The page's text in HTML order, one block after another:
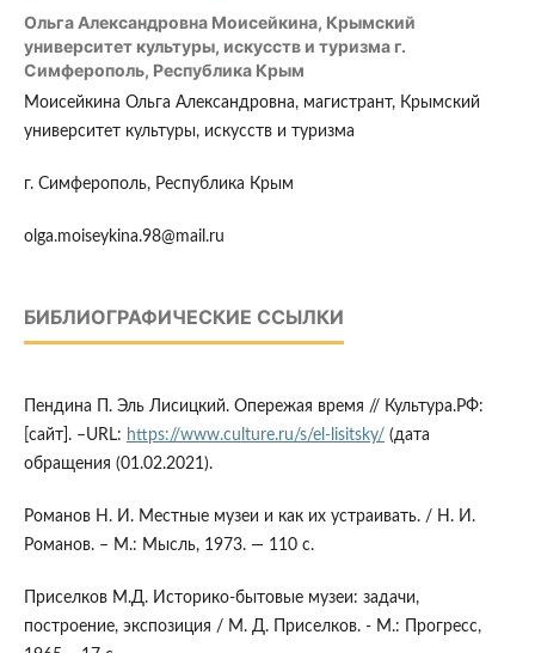
Ольга Александровна Моисейкина, Крымский
университет культуры, искусств и туризма г.
Симферополь, Республика Крым
Моисейкина Ольга Александровна, магистрант, Крымский
университет культуры, искусств и туризма
г. Симферополь, Республика Крым
olga.moiseykina.98@mail.ru
БИБЛИОГРАФИЧЕСКИЕ ССЫЛКИ
Пендина П. Эль Лисицкий. Опережая время // Культура.РФ:
[сайт]. –URL: https://www.culture.ru/s/el-lisitsky/ (дата
обращения (01.02.2021).
Романов Н. И. Местные музеи и как их устраивать. / Н. И.
Романов. – М.: Мысль, 1973. — 110 с.
Приселков М.Д. Историко-бытовые музеи: задачи,
построение, экспозиция / М. Д. Приселков. - М.: Прогресс,